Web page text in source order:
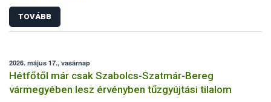
TOVÁBB
2026. május 17., vasárnap
Hétfőtől már csak Szabolcs-Szatmár-Bereg
vármegyében lesz érvényben tűzgyújtási tilalom